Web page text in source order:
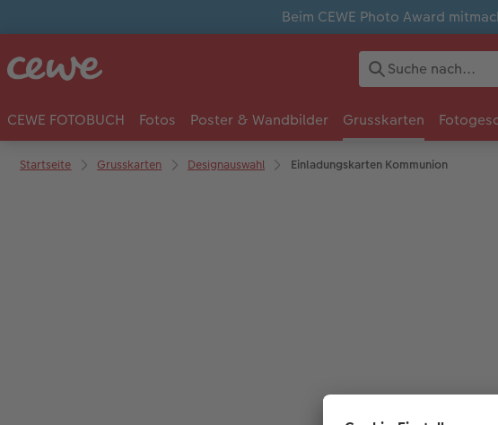
Beim CEWE Photo Award
CEWE FOTOBUCH Fotos Poster & Wandbilder Grusskarten
Startseite Grusskarten Designauswahl Einladungskarten Kommunion